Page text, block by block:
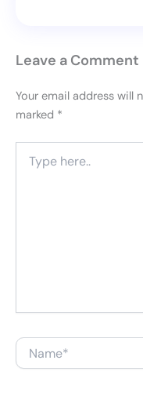
Leave a Comment
Your email address will
marked *
here..
Name*